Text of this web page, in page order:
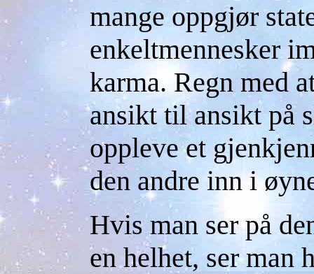
mange oppgjør
enkeltmennesker
karma. Regn med
ansikt til ansikt på
oppleve et
den andre inn i
Hvis man ser på
en helhet, ser man